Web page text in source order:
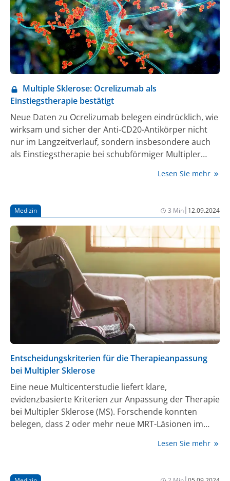
Multiple Sklerose: Ocrelizumab als
Einstiegstherapie bestätigt
Neue Daten zu Ocrelizumab belegen eindrücklich, wie
wirksam und sicher der Anti-CD20-Antikörper nicht
nur im Langzeitverlauf, sondern insbesondere auch
als Einstiegstherapie bei schubförmiger Multipler
(PPMS) ist. Diese Daten wurden jüngst bei der
and Research in Multiple Sclerosis (ECTRIMS)
vorgestellt und umfassen neben klinischen
Studienresultaten auch Registerdaten mit einem
breiten Patientenkollektiv (1-5, 7-10).
Lesen Sie mehr
Medizin 3 Min| 12.09.2024
Entscheidungskriterien für die Therapieanpassung
bei Multipler Sklerose
Eine neue Multicenterstudie liefert klare,
evidenzbasierte Kriterien zur Anpassung der Therapie
bei Multipler Sklerose (MS). Forschende konnten
belegen, dass 2 oder mehr neue MRT-Läsionen im
Therapieintensivierung rechtfertigen. Diese
entscheidend verbessern.
Lesen Sie mehr
|